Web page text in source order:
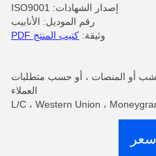
إصدار الشهادات: ISO9001
رقم الموديل: الأنابيب
وثيقة: كتيب المنتج PDF
أو المنصات ، أو حسب متطلبات
العملاء